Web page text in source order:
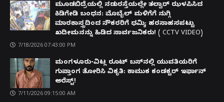
ಮೂಡಬಿದ್ರೆಯಲ್ಲಿ ನಡುರಸ್ತೆಯಲ್ಲೇ ತಲ್ವಾರ್ ಝಳಪಿಸಿದ
ಕಿಡಿಗೇಡಿ ಬಂಧನ: ಮೊಬೈಲ್ ಮಳಿಗೆಗೆ ನುಗ್ಗಿ
ಮಾರಕಾಸ್ತ್ರದಿಂದ ನೌಕರರಿಗೆ ಧಮ್ಕಿ; ಹರಸಾಹಸಪಟ್ಟು
ಖದೀಮನನ್ನು ಹಿಡಿದ ಸಾರ್ವಜನಿಕರು! ( CCTV VIDEO)
7/18/2026 07:43:00 PM
ಮಂಗಳೂರು-ವಿಟ್ಲ ರೂಟ್ ಬಸ್‌ನಲ್ಲಿ ಯುವತಿಯರಿಗೆ
ಗುಪ್ತಾಂಗ ತೋರಿಸಿ ವಿಕೃತಿ: ಕಾಮುಕ ಕಂಡಕ್ಟರ್ ಇರ್ಫಾನ್
ಅರೆಸ್ಟ್!
7/11/2026 09:15:00 AM